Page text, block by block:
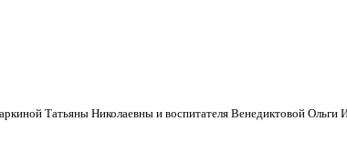
Татьяны Николаевны и воспитателя Венедиктовой